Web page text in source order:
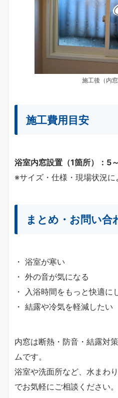
施工後（内窓
施工費用目安
浴室内窓設置（1箇所）：5
※サイズ・仕様・現場状況に
まとめ・お問い合
・ 浴室が寒い
・ 外の音が気になる
・ 入浴時間をもっと快適に
・ 結露や冷気を軽減したい
内窓は断熱・防音・結露対
ムです。
浴室や洗面所など、水まわ
でお気軽にご相談ください。